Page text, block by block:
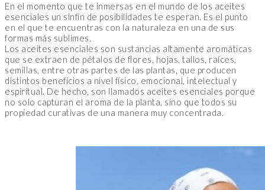
En el momento que te inmersas en el mundo de los aceites
esenciales un sinfín de posibilidades te esperan. Es el punto
en el que te encuentras con la naturaleza en una de sus
formas más sublimes.
Los aceites esenciales son sustancias altamente aromáticas
que se extraen de pétalos de flores, hojas, tallos, raíces,
semillas, entre otras partes de las plantas, que producen
distintos beneficios a nivel físico, emocional, intelectual y
espiritual. De hecho, son llamados aceites esenciales porque
no solo capturan el aroma de la planta, sino que todos su
propiedad curativas de una manera muy concentrada.